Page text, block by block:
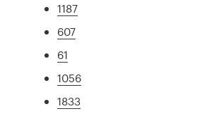
1187
607
61
1056
1833